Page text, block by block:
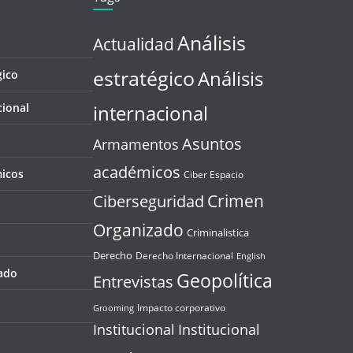
Actualidad Análisis
estratégicoAnálisis
internacional
Armamentos Asuntos
académicos Ciber Espacio
Ciberseguridad Crimen
Organizado Criminalistica
Derecho Derecho Internacional English
Entrevistas Geopolítica
Grooming Impacto corporativo
Institucional Institucional